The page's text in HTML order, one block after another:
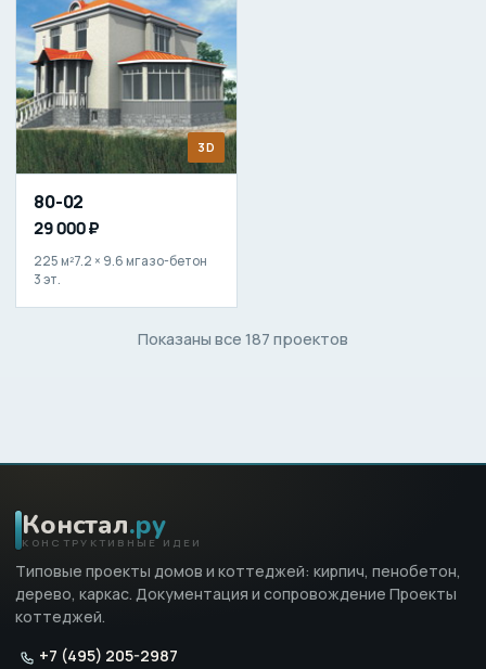
3D
80-02
29 000 ₽
225 м²7.2 × 9.6 мгазо-бетон
3 эт.
Показаны все 187 проектов
Констал.ру
КОНСТРУКТИВНЫЕ ИДЕИ
Типовые проекты домов и коттеджей: кирпич, пенобетон,
дерево, каркас. Документация и сопровождение Проекты
коттеджей.
+7 (495) 205-2987